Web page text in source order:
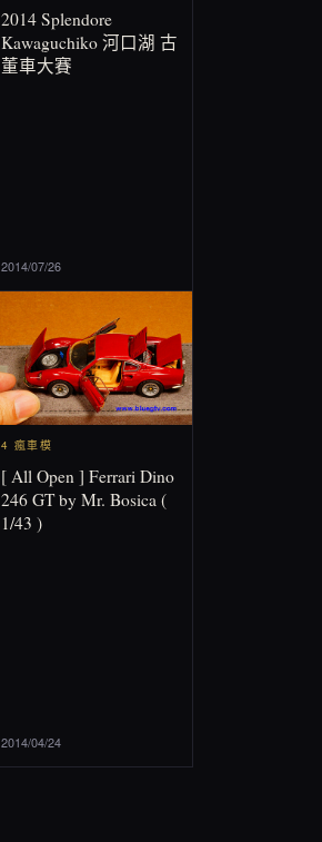
2014 Splendore
Kawaguchiko 河口湖 古
董車大賽
2014/07/26
4 瘋車模
[ All Open ] Ferrari Dino
246 GT by Mr. Bosica (
1/43 )
2014/04/24